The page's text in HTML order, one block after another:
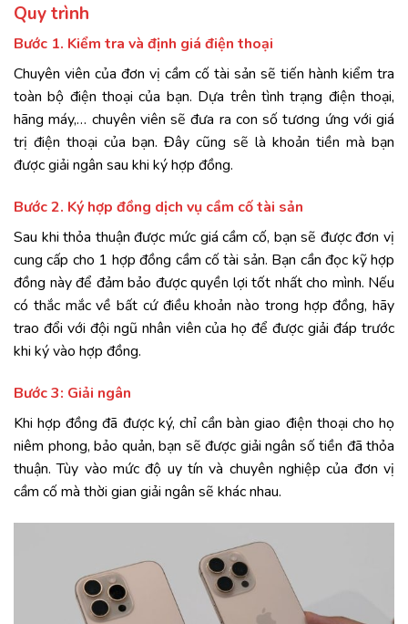
Quy trình
Bước 1. Kiểm tra và định giá điện thoại
Chuyên viên của đơn vị cầm cố tài sản sẽ tiến hành kiểm tra
toàn bộ điện thoại của bạn. Dựa trên tình trạng điện thoại,
hãng máy,… chuyên viên sẽ đưa ra con số tương ứng với giá
trị điện thoại của bạn. Đây cũng sẽ là khoản tiền mà bạn
được giải ngân sau khi ký hợp đồng.
Bước 2. Ký hợp đồng dịch vụ cầm cố tài sản
Sau khi thỏa thuận được mức giá cầm cố, bạn sẽ được đơn vị
cung cấp cho 1 hợp đồng cầm cố tài sản. Bạn cần đọc kỹ hợp
đồng này để đảm bảo được quyền lợi tốt nhất cho mình. Nếu
có thắc mắc về bất cứ điều khoản nào trong hợp đồng, hãy
trao đổi với đội ngũ nhân viên của họ để được giải đáp trước
khi ký vào hợp đồng.
Bước 3: Giải ngân
Khi hợp đồng đã được ký, chỉ cần bàn giao điện thoại cho họ
niêm phong, bảo quản, bạn sẽ được giải ngân số tiền đã thỏa
thuận. Tùy vào mức độ uy tín và chuyên nghiệp của đơn vị
cầm cố mà thời gian giải ngân sẽ khác nhau.